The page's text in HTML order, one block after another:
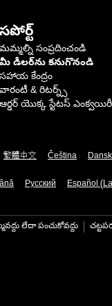
సపోర్ట్
మమ్మల్ని సంప్రదించండి
మీ డీలర్‌ను కనుగొనండి
సహాయ కేంద్రం
వారంటీ & రిటర్న్స్
ఆర్డర్ యొక్క స్టేటస్ ఎంక్వయిరీ
繁體中文 Čeština Dansk
Русский Español
లేదా పంచుకోవద్దు